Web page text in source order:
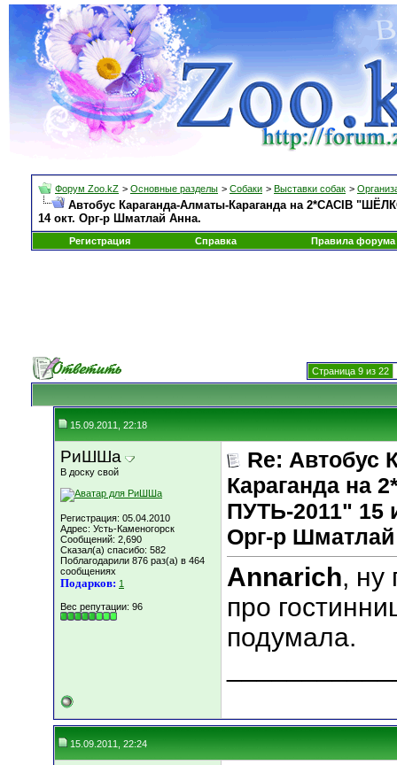
Форум Zoo.kZ > Основные разделы > Собаки > Выставки собак >
Автобус Караганда-Алматы-Караганда на 2*CACIB
14 окт. Орг-р Шматлай Анна.
Регистрация Справка Правила форума
Страница 9 из 22
15.09.2011, 22:18
РиШШа
В доску свой
Регистрация: 05.04.2010
Адрес: Усть-Каменогорск
Сообщений: 2,690
Сказал(а) спасибо: 582
Поблагодарили 876 раз(а) в 464
сообщениях
Подарков: 1
Вес репутации: 96
Re: Автобус
Караганда на
ПУТЬ-2011" 15
Орг-р
Annarich, ну
про
подумала.
15.09.2011, 22:24